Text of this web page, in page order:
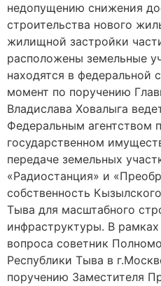
недопущению снижения
строительства нового
жилищной застройки
расположены земельные
находятся в федеральной
момент по поручению
Владислава Ховалыга
Федеральным агентством
государственном
передаче земельных
«Радиостанция» и
собственность
Тыва для масштабного
инфраструктуры. В
вопроса советник
Республики Тыва в
поручению Заместителя